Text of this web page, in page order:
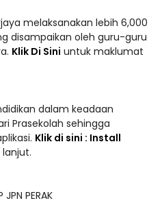
melaksanakan lebih 6,000
disampaikan oleh guru-guru
Klik Di Sini untuk maklumat
dalam keadaan
Prasekolah sehingga
Klik di sini : Install
PERAK